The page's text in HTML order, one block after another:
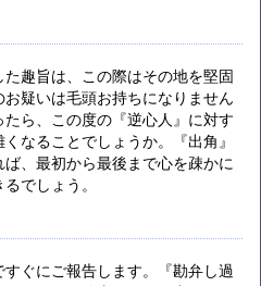
趣旨は、この際はその地を堅固
疑いは毛頭お持ちになりません
ら、この度の『逆心人』に対す
なることでしょうか。『出角』
、最初から最後まで心を疎かに
でしょう。
ぐにご報告します。『勘弁し過